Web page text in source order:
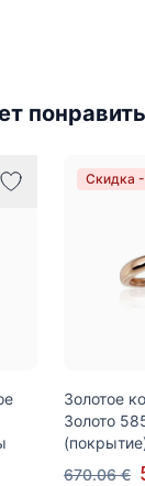
Скидка -
Золотое
Золото
670.06 €